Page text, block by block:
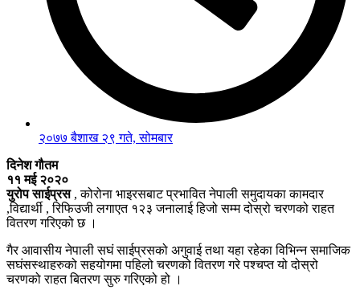
२०७७ बैशाख २९ गते, सोमबार
दिनेश गौतम
११ मई २०२०
युरोप साईप्रस , कोरोना भाइरसबाट प्रभावित नेपाली समुदायका कामदार
,विद्यार्थी , रिफिउजी लगाएत १२३ जनालाई हिजो सम्म दोस्रो चरणको राहत
वितरण गरिएको छ ।
गैर आवासीय नेपाली सघं साईप्रसको अगुवाई तथा यहा रहेका विभिन्न समाजिक
सघंसस्थाहरुको सहयोगमा पहिलो चरणको वितरण गरे पश्चप्त यो दोस्रो
चरणको राहत बितरण सुरु गरिएको हो ।